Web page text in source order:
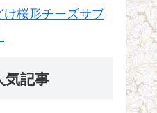
け桜形チーズサブ
記事